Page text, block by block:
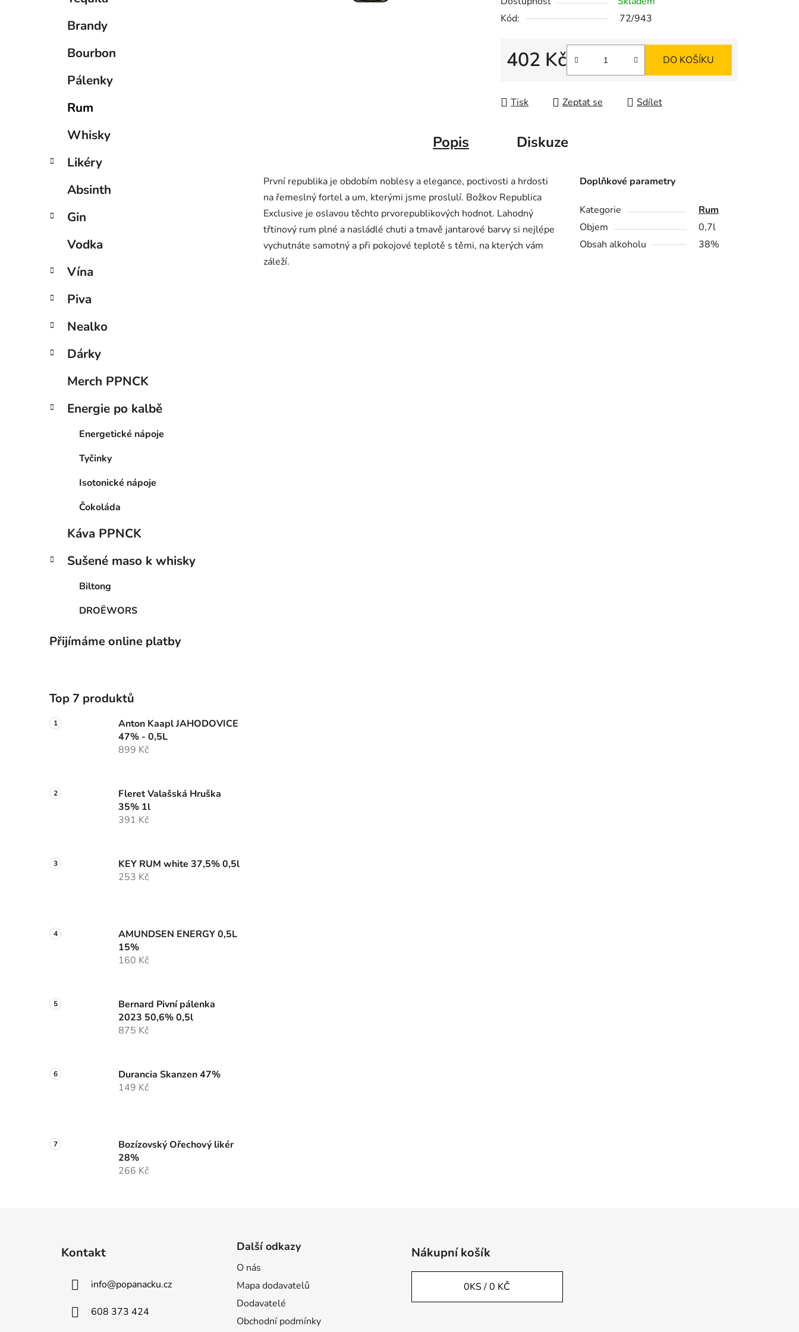
Brandy
Bourbon
Pálenky
Rum
Whisky
Likéry
Absinth
Gin
Vodka
Vína
Piva
Nealko
Dárky
Merch PPNCK
Energie po kalbě
Energetické nápoje
Tyčinky
Isotonické nápoje
Čokoláda
Káva PPNCK
Sušené maso k whisky
Biltong
DROËWORS
Přijímáme online platby
Top 7 produktů
Anton Kaapl JAHODOVICE
47% - 0,5L
899 Kč
Fleret Valašská Hruška
35% 1l
391 Kč
KEY RUM white 37,5% 0,5l
253 Kč
AMUNDSEN ENERGY 0,5L
15%
160 Kč
Bernard Pivní pálenka
2023 50,6% 0,5l
875 Kč
Durancia Skanzen 47%
149 Kč
Bozízovský Ořechový likér
28%
266 Kč
z
5
Kód:
72/943
402 Kč DO KOŠÍKU
Tisk Zeptat se Sdílet
Popis Diskuze
První republika je obdobím noblesy a elegance, poctivosti a hrdosti
na řemeslný fortel a um, kterými jsme proslulí. Božkov Republica
Exclusive je oslavou těchto prvorepublikových hodnot. Lahodný
třtinový rum plné a nasládlé chuti a tmavě jantarové barvy si nejlépe
vychutnáte samotný a při pokojové teplotě s těmi, na kterých vám
záleží.
Doplňkové parametry
Kategorie
Rum
Objem
0,7l
Obsah alkoholu
38%
Kontakt
info@popanacku.cz
608 373 424
Další odkazy
O nás
Mapa dodavatelů
Dodavatelé
Obchodní podmínky
Nákupní košík
0KS /0 KČ